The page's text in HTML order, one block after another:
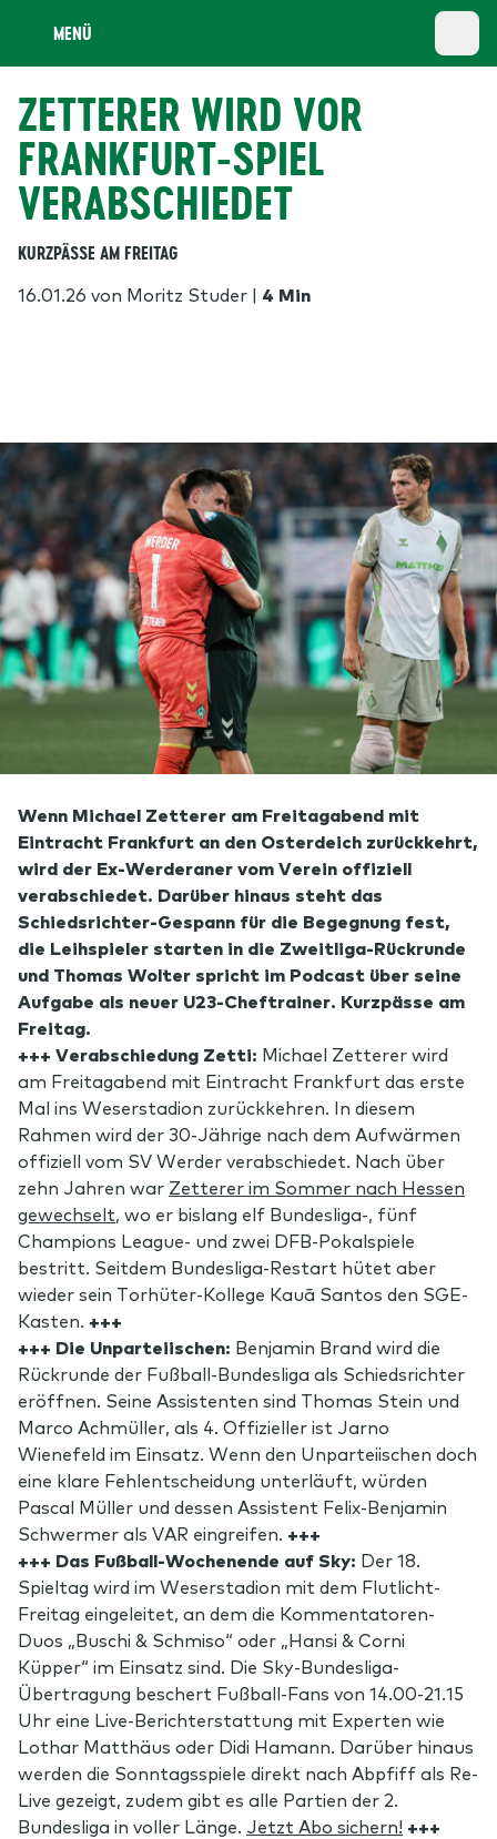
MENÜ
ZETTERER WIRD VOR
FRANKFURT-SPIEL
VERABSCHIEDET
KURZPÄSSE AM FREITAG
16.01.26 von Moritz Studer | 4 Min
Wenn Michael Zetterer am Freitagabend mit
Eintracht Frankfurt an den Osterdeich zurückkehrt,
wird der Ex-Werderaner vom Verein offiziell
verabschiedet. Darüber hinaus steht das
Schiedsrichter-Gespann für die Begegnung fest,
die Leihspieler starten in die Zweitliga-Rückrunde
und Thomas Wolter spricht im Podcast über seine
Aufgabe als neuer U23-Cheftrainer. Kurzpässe am
Freitag.
+++ Verabschiedung Zetti: Michael Zetterer wird
am Freitagabend mit Eintracht Frankfurt das erste
Mal ins Weserstadion zurückkehren. In diesem
Rahmen wird der 30-Jährige nach dem Aufwärmen
offiziell vom SV Werder verabschiedet. Nach über
zehn Jahren war Zetterer im Sommer nach Hessen
gewechselt, wo er bislang elf Bundesliga-, fünf
Champions League- und zwei DFB-Pokalspiele
bestritt. Seitdem Bundesliga-Restart hütet aber
wieder sein Torhüter-Kollege Kauã Santos den SGE-
Kasten. +++
+++ Die Unparteiischen: Benjamin Brand wird die
Rückrunde der Fußball-Bundesliga als Schiedsrichter
eröffnen. Seine Assistenten sind Thomas Stein und
Marco Achmüller, als 4. Offizieller ist Jarno
Wienefeld im Einsatz. Wenn den Unparteiischen doch
eine klare Fehlentscheidung unterläuft, würden
Pascal Müller und dessen Assistent Felix-Benjamin
Schwermer als VAR eingreifen. +++
+++ Das Fußball-Wochenende auf Sky: Der 18.
Spieltag wird im Weserstadion mit dem Flutlicht-
Freitag eingeleitet, an dem die Kommentatoren-
Duos „Buschi & Schmiso“ oder „Hansi & Corni
Küpper“ im Einsatz sind. Die Sky-Bundesliga-
Übertragung beschert Fußball-Fans von 14.00-21.15
Uhr eine Live-Berichterstattung mit Experten wie
Lothar Matthäus oder Didi Hamann. Darüber hinaus
werden die Sonntagsspiele direkt nach Abpfiff als Re-
Live gezeigt, zudem gibt es alle Partien der 2.
Bundesliga in voller Länge. Jetzt Abo sichern! +++